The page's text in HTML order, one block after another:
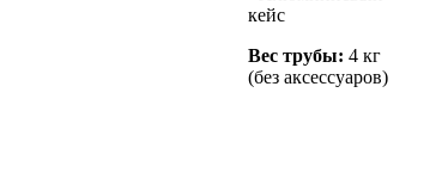
кейс
Вес трубы: 4 кг
(без аксессуаров)